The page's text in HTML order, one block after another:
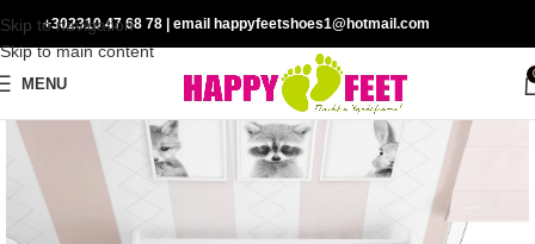
Skip to navigation
Skip to main content
+302310 47 68 78 | email happyfeetshoes1@hotmail.com
MENU